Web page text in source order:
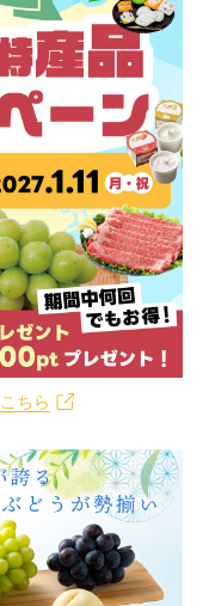
こちら